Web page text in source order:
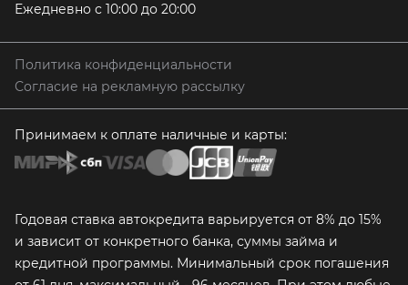
Ежедневно с 10:00 до 20:00
Политика конфиденциальности
Согласие на рекламную рассылку
Принимаем к оплате наличные и карты:
Годовая ставка автокредита варьируется от 8% до 15%
и зависит от конкретного банка, суммы займа и
кредитной программы. Минимальный срок погашения